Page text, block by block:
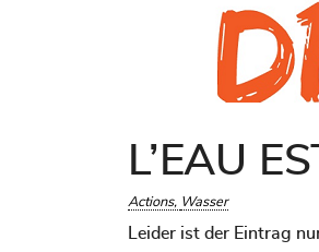
L’EAU
Actions Wasser
Leider ist der Eintrag